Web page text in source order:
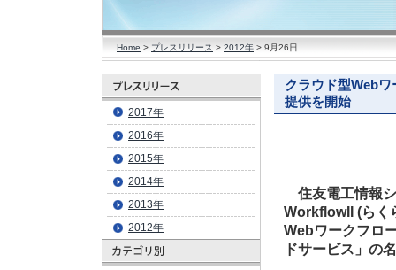
Home > プレスリリース > 2012年 > 9月26日
2017年
2016年
2015年
2014年
2013年
2012年
クラウド型Web
提供を開始
住友電工情報
WorkflowII (らく
Webワークフロ
ドサービス」の